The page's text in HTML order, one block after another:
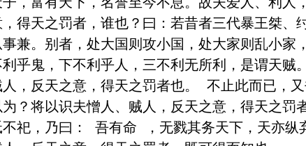
得天之罚者，谁也？曰：若昔者三代暴王桀、
兼。别者，处大国则攻小国，处大家则乱小家
乎鬼，下不利乎人，三不利无所利，是谓天
，反天之意，得天之罚者也。 不止此而已，
？将以识夫憎人、贼人，反天之意，得天之
祀，乃曰： 吾有命 ，无戮其务天下，天亦